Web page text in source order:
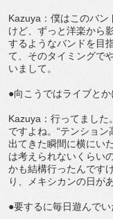
Kazuya：僕はこのバン
けど、ずっと洋楽から
するようなバンドを目
て、そのタイミングで
いまして。
●向こうではライブと
Kazuya：行ってました
ですよね。“テンショ
出てきた瞬間に横にい
は考えられないくらい
かも結構行ったんです
り、メキシカンの日が
●要するに毎日遊んでい